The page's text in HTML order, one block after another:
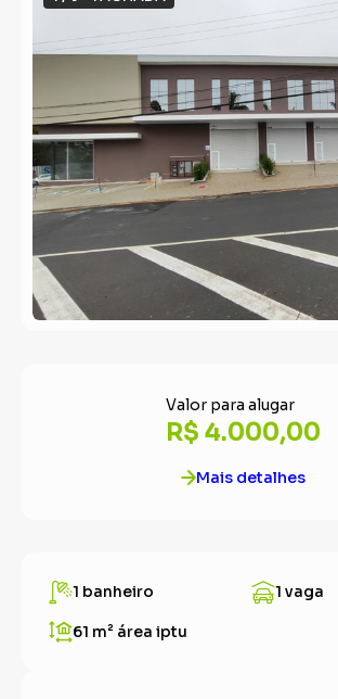
Valor para alugar
R$ 4.000,00
Mais detalhes
1 banheiro 1 vaga
61 m² área iptu